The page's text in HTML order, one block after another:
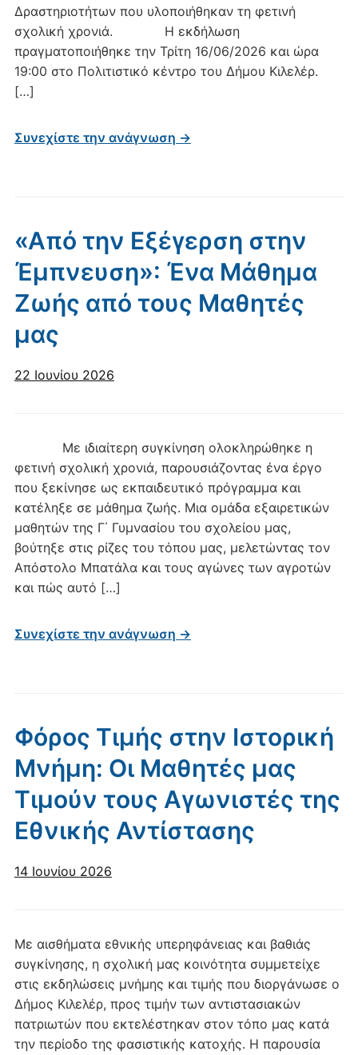
Δραστηριοτήτων που υλοποιήθηκαν τη φετινή
σχολική χρονιά. Η εκδήλωση
πραγματοποιήθηκε την Τρίτη 16/06/2026 και ώρα
19:00 στο Πολιτιστικό κέντρο του Δήμου Κιλελέρ.
[…]
Συνεχίστε την ανάγνωση →
«Από την Εξέγερση στην
Έμπνευση»: Ένα Μάθημα
Ζωής από τους Μαθητές
μας
22 Ιουνίου 2026
Με ιδιαίτερη συγκίνηση ολοκληρώθηκε η
φετινή σχολική χρονιά, παρουσιάζοντας ένα έργο
που ξεκίνησε ως εκπαιδευτικό πρόγραμμα και
κατέληξε σε μάθημα ζωής. Μια ομάδα εξαιρετικών
μαθητών της Γ΄ Γυμνασίου του σχολείου μας,
βούτηξε στις ρίζες του τόπου μας, μελετώντας τον
Απόστολο Μπατάλα και τους αγώνες των αγροτών
και πώς αυτό […]
Συνεχίστε την ανάγνωση →
Φόρος Τιμής στην Ιστορική
Μνήμη: Οι Μαθητές μας
Τιμούν τους Αγωνιστές της
Εθνικής Αντίστασης
14 Ιουνίου 2026
Με αισθήματα εθνικής υπερηφάνειας και βαθιάς
συγκίνησης, η σχολική μας κοινότητα συμμετείχε
στις εκδηλώσεις μνήμης και τιμής που διοργάνωσε ο
Δήμος Κιλελέρ, προς τιμήν των αντιστασιακών
πατριωτών που εκτελέστηκαν στον τόπο μας κατά
την περίοδο της φασιστικής κατοχής. Η παρουσία